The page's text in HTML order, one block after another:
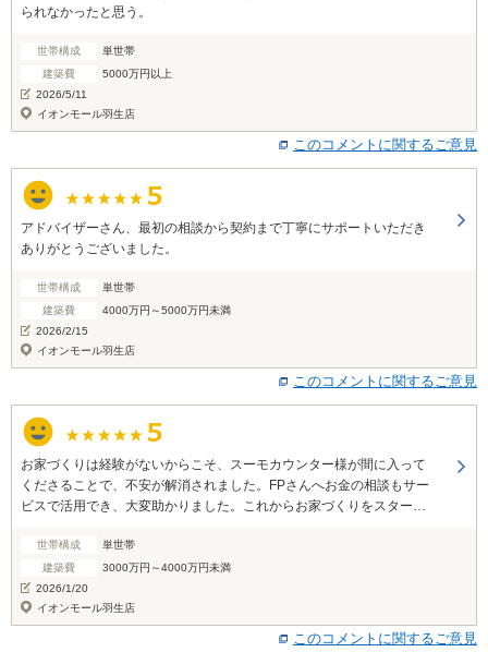
られなかったと思う。
世帯構成
単世帯
建築費
5000万円以上
2026/5/11
イオンモール羽生店
このコメントに関するご意見
アドバイザーさん、最初の相談から契約まで丁寧にサポートいただき
ありがとうございました。
世帯構成
単世帯
建築費
4000万円～5000万円未満
2026/2/15
イオンモール羽生店
このコメントに関するご意見
お家づくりは経験がないからこそ、スーモカウンター様が間に入って
くださることで、不安が解消されました。FPさんへお金の相談もサー
ビスで活用でき、大変助かりました。これからお家づくりをスタート
世帯構成
単世帯
建築費
3000万円～4000万円未満
2026/1/20
イオンモール羽生店
このコメントに関するご意見